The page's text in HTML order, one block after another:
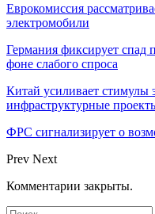
Еврокомиссия
электромобили
Германия фиксирует спад
фоне слабого спроса
Китай усиливает стимулы
инфраструктурные
ФРС сигнализирует о
Prev Next
Комментарии закрыты.